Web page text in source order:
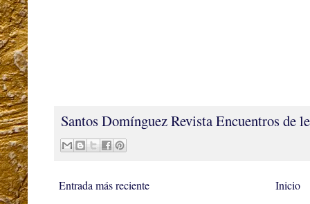
Santos DomínguezRevista Encuentros de
Entrada más reciente Inicio